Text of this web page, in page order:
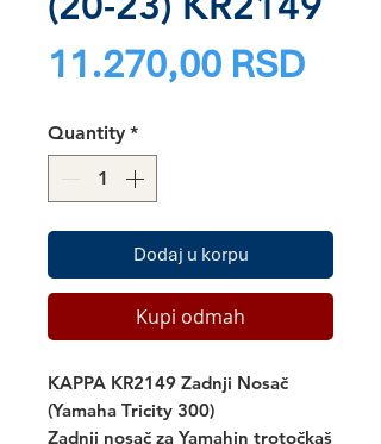
11.270,00 RSDPrice
Quantity *
Dodaj u korpu
Kupi odmah
KAPPA KR2149 Zadnji Nosač
(Yamaha Tricity 300)
Zadnji nosač za Yamahin trotočkaš